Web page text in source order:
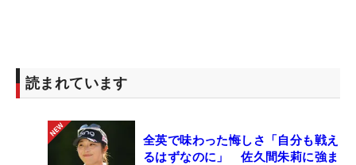
読まれています
全英で味わった悔しさ「自分も戦え
るはずなのに」 佐久間朱莉に強ま